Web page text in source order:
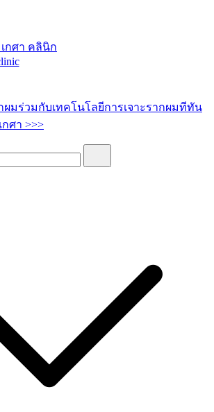
ผมร่วมกับเทคโนโลยีการเจาะรากผมทีทัน
ศา >>>